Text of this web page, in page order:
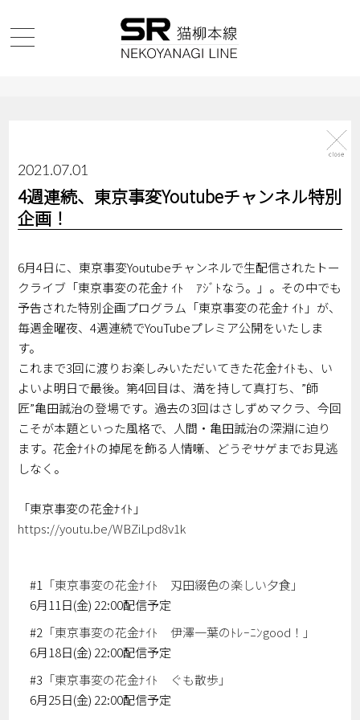
2021.07.01
4週連続、東京事変Youtubeチャンネル特別
企画！
6月4日に、東京事変Youtubeチャンネルで生配信されたトー
クライブ「東京事変の花金ﾅ ｲﾄ ｱｼﾞﾄなう。」。その中でも
予告された特別企画プログラム「東京事変の花金ﾅ ｲﾄ」が、
毎週金曜夜、4週連続でYouTubeプレミア公開をいたしま
す。
これまで3回に渡りお楽しみいただいてきた花金ﾅｲﾄも、い
よいよ明日で最後。第4回目は、満を持して真打ち、”師
匠”亀田誠治の登場です。過去の3回はさしずめマクラ、今回
こそが本題といった風格で、人間・亀田誠治の深淵に迫り
ます。花金ﾅｲﾄの掉尾を飾る人情噺、どうぞサゲまでお見逃
しなく。
「東京事変の花金ﾅｲﾄ」
https://youtu.be/WBZiLpd8v1k
#1
「東京事変の花金ﾅｲﾄ 刄田綴色の楽しい夕食」
6月11日(金) 22:00配信予定
#2 「東京事変の花金ﾅｲﾄ 伊澤一葉のﾄﾚｰﾆﾝgood！」
6月18日(金) 22:00配信予定
#3 「東京事変の花金ﾅｲﾄ ぐも散歩」
6月25日(金) 22:00配信予定